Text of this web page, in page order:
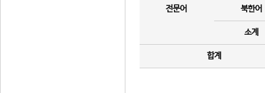
전문어 북한어
소계
합계